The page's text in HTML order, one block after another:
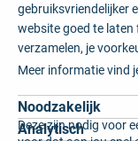
gebruiksvriendelijker
website goed te
verzamelen, je
Meer informatie vind
Noodzakelijk
Deze zijn nodig voor
Analytisch